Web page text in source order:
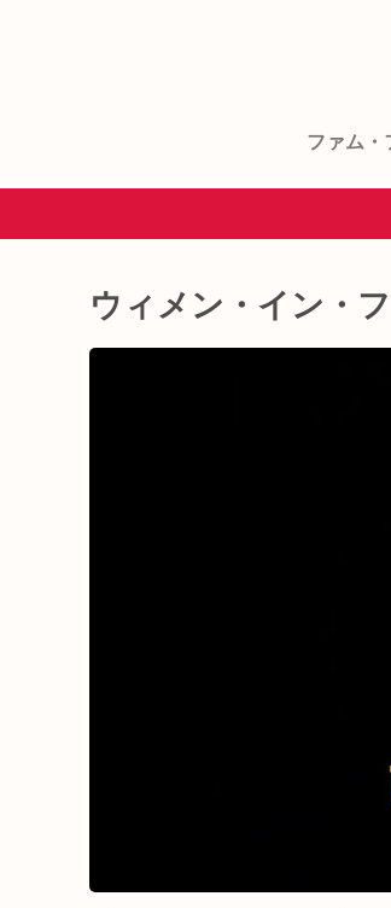
ファム・
ウィメン・イン・